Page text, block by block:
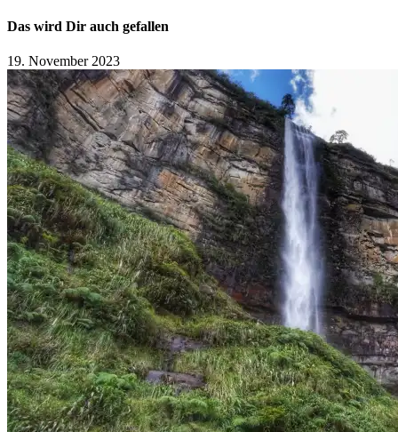
Das wird Dir auch gefallen
19. November 2023